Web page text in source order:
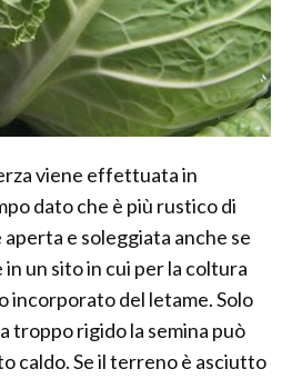
viene effettuata in
dato che è più rustico di
e soleggiata anche se
un sito in cui per la coltura
incorporato del letame. Solo
troppo rigido la semina può
caldo. Se il terreno è asciutto